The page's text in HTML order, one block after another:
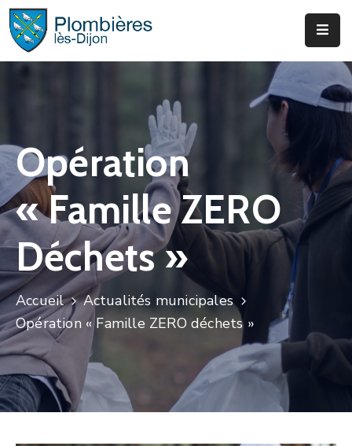
Municipalité
Que
Faire
?
Infos
&
Actus
Opération
« Famille ZERO
Déchets »
Accueil
Actualités municipales
Opération « Famille ZERO déchets »